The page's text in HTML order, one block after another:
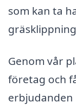
som kan ta
Genom vår
företag och